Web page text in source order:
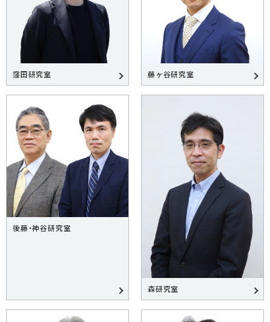
窪田研究室 藤ヶ谷研究室
後藤・神谷研究室
森研究室